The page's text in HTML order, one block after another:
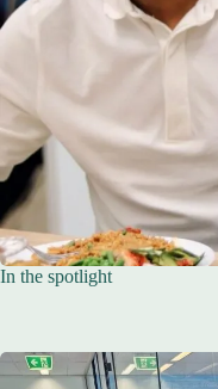
In the spotlight